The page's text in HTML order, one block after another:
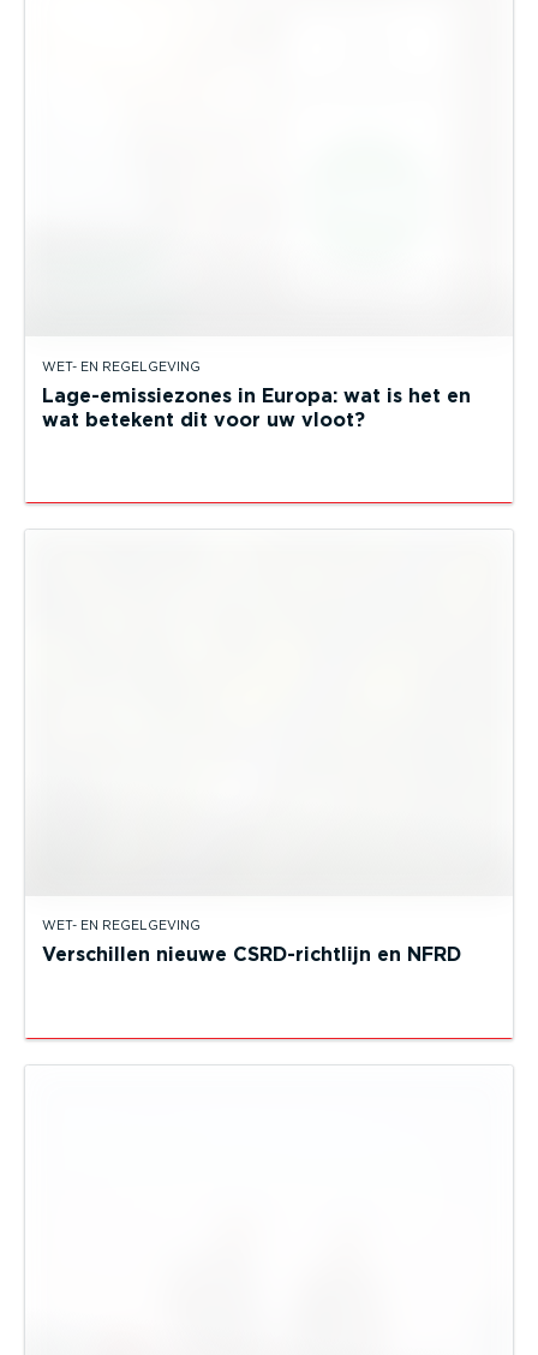
WET- EN REGELGEVING
Lage-emissiezones in Europa: wat is het en
wat betekent dit voor uw vloot?
WET- EN REGELGEVING
Verschillen nieuwe CSRD-richtlijn en NFRD